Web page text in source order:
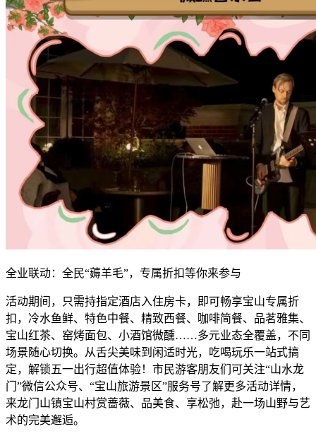
全业联动：全民“薅羊毛”，专属折扣等你来参与
活动期间，只需持指定酒店入住房卡，即可畅享宝山专属折
扣，冷水鱼鲜、特色中餐、精致西餐、咖啡简餐、品茗雅集、
宝山红茶、窑烤面包、小酒馆微醺……多元业态全覆盖，不同
场景随心切换。从舌尖美味到闲适时光，吃喝玩乐一站式搞
定，解锁五一出行超值体验！市民游客朋友们可关注“山水龙
门”微信公众号、“宝山旅游景区”服务号了解更多活动详情，
来龙门山镇宝山村赏蔷薇、品美食、享松弛，赴一场山野与艺
术的完美邂逅。